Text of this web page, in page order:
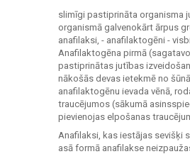
slimīgi pastiprināta organisma
organismā galvenokārt ārpus
anafilaksi, - anafilaktogēni -
Anafilaktogēna pirmā
pastiprinātas jutības
nākošās devas ietekmē no
anafilaktogēnu ievada vēnā,
traucējumos (sākumā
pievienojas elpošanas
Anafilaksi, kas iestājas sevišķi
asā formā anafilakse